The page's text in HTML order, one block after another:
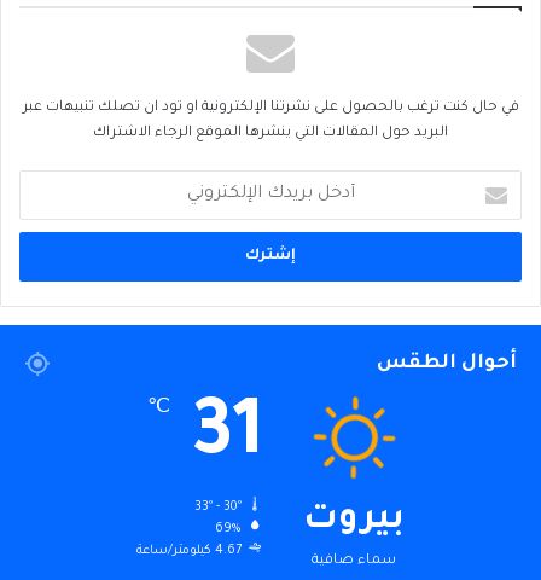
في حال كنت ترغب بالحصول على نشرتنا الإلكترونية او تود ان تصلك تنبيهات عبر
البريد حول المقالات التي ينشرها الموقع الرجاء الاشتراك
بريدك
الإلكتروني
أحوال الطقس
بيروت
سماء صافية
31
℃
69%
4.67 كيلومتر/ساعة